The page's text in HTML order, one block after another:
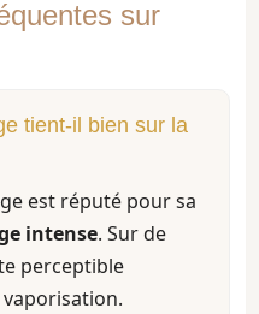
sur
tient-il bien sur la
est réputé pour sa
intense. Sur de
perceptible